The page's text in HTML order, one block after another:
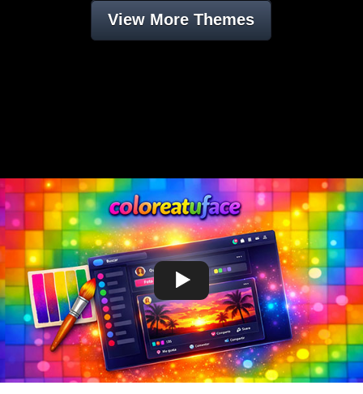
View More Themes